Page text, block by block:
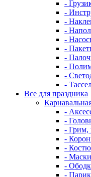
-
-
-
-
-
-
-
-
-
-
Все для праздника
-
-
- Грим,
-
-
- Маски
-
-